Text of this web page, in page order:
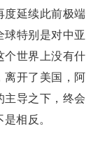
度延续此前极端
特别是对中亚
个世界上没有什
离开了美国，阿
导之下，终会
相反。